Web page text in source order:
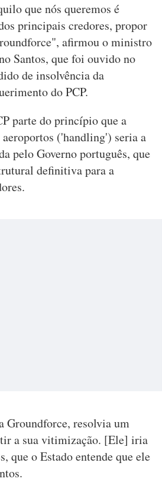
que nós queremos é
principais credores, propor
afirmou o ministro
Santos, que foi ouvido no
de insolvência da
do PCP.
parte do princípio que a
('handling') seria a
pelo Governo português, que
definitiva para a
Groundforce, resolvia um
a sua vitimização. [Ele] iria
que o Estado entende que ele